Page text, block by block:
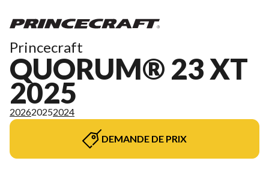
Princecraft
QUORUM® 23 XT
2025
202620252024
DEMANDE DE PRIX